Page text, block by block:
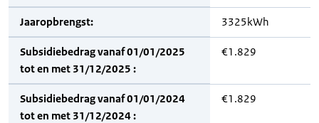
Jaaropbrengst: 3325kWh
Subsidiebedrag vanaf 01/01/2025
tot en met 31/12/2025 :
€1.829
Subsidiebedrag vanaf 01/01/2024
tot en met 31/12/2024 :
€1.829